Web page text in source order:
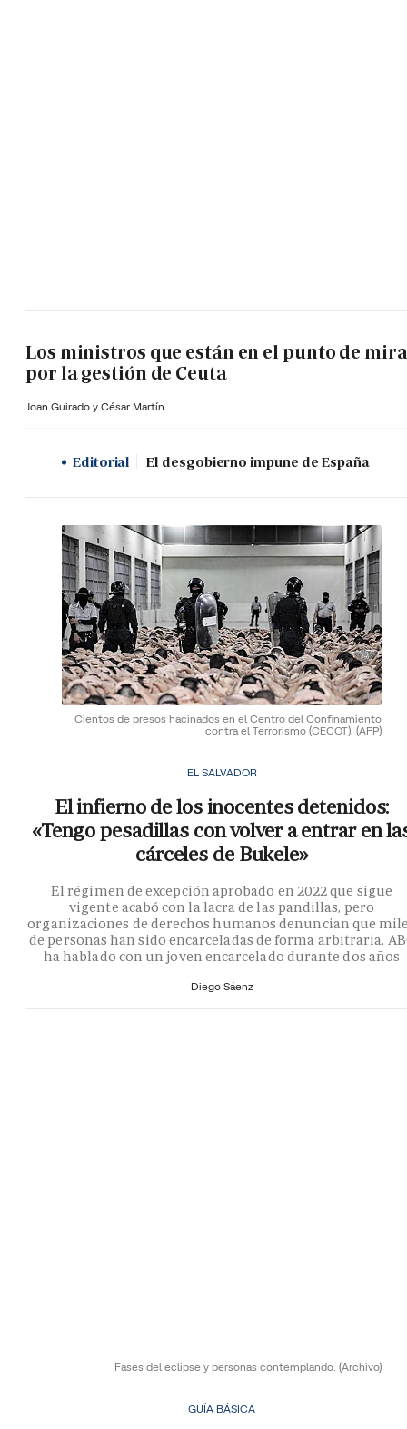
Los ministros que están en el punto de mira
por la gestión de Ceuta
Joan Guirado y César Martín
Editorial El desgobierno impune de España
Cientos de presos hacinados en el Centro del Confinamiento
contra el Terrorismo (CECOT). (AFP)
EL SALVADOR
El infierno de los inocentes detenidos:
«Tengo pesadillas con volver a entrar en
cárceles de Bukele»
El régimen de excepción aprobado en 2022 que sigue
vigente acabó con la lacra de las pandillas, pero
organizaciones de derechos humanos denuncian que
de personas han sido encarceladas de forma arbitraria.
ha hablado con un joven encarcelado durante dos años
Diego Sáenz
Fases del eclipse y personas contemplando. (Archivo)
GUÍA BÁSICA